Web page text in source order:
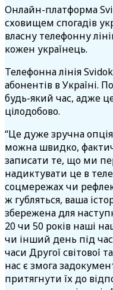
Онлайн-платформа
сховищем спогадів
власну телефонну
кожен українець.
Телефонна лінія
абонентів в Україні.
будь-який час, адже
цілодобово.
“Це дуже зручна
можна швидко,
записати те, що ми
надиктувати це в
соцмережах чи
ж губляться, ваша
збережена для
20 чи 50 років наші
чи інший день під
часи Другої світової
нас є змога
притягнути їх до